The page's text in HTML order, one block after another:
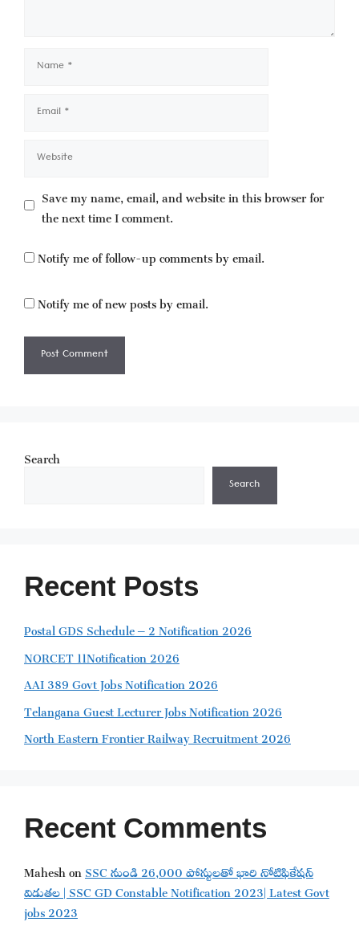
Name
Email
Website
Save my name, email, and website in this browser for
the next time I comment.
Notify me of follow-up comments by email.
Notify me of new posts by email.
Search
Search
Recent Posts
Postal GDS Schedule – 2 Notification 2026
NORCET 11Notification 2026
AAI 389 Govt Jobs Notification 2026
Telangana Guest Lecturer Jobs Notification 2026
North Eastern Frontier Railway Recruitment 2026
Recent Comments
MaheshonSSC నుండి 26,000 పోస్టులతో భారి నోటిఫికేషన్
విడుతల | SSC GD Constable Notification 2023| Latest Govt
jobs 2023